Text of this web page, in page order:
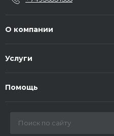
О компании
Услуги
Помощь